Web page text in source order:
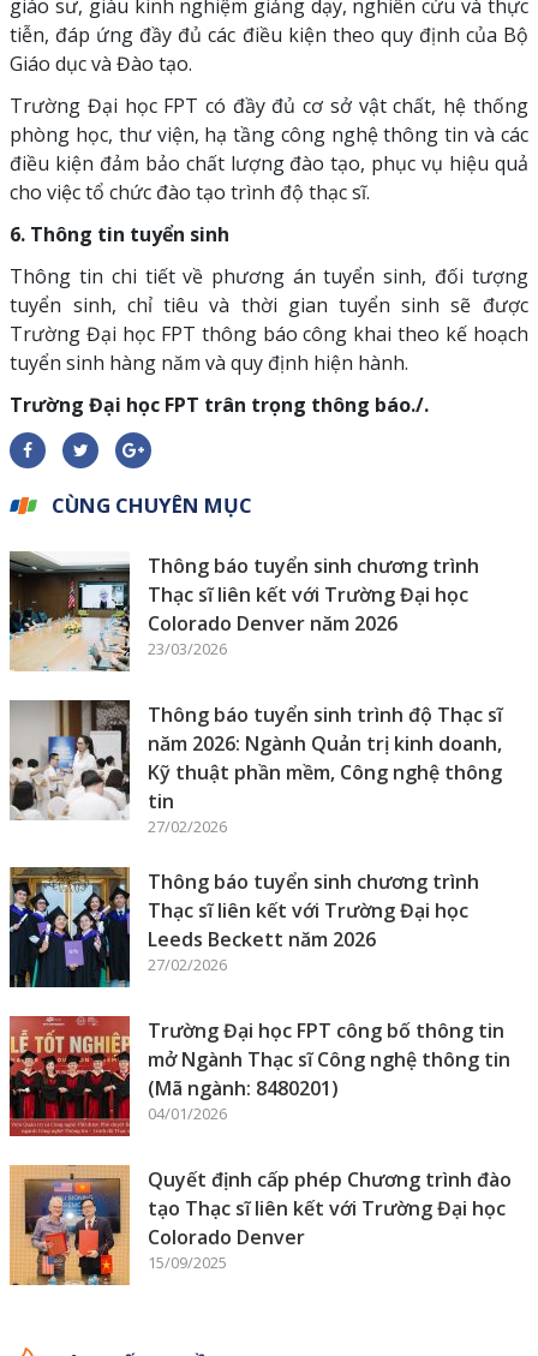
giáo sư, giàu kinh nghiệm giảng dạy, nghiên cứu và thực
tiễn, đáp ứng đầy đủ các điều kiện theo quy định của Bộ
Giáo dục và Đào tạo.
Trường Đại học FPT có đầy đủ cơ sở vật chất, hệ thống
phòng học, thư viện, hạ tầng công nghệ thông tin và các
điều kiện đảm bảo chất lượng đào tạo, phục vụ hiệu quả
cho việc tổ chức đào tạo trình độ thạc sĩ.
6. Thông tin tuyển sinh
Thông tin chi tiết về phương án tuyển sinh, đối tượng
tuyển sinh, chỉ tiêu và thời gian tuyển sinh sẽ được
Trường Đại học FPT thông báo công khai theo kế hoạch
tuyển sinh hàng năm và quy định hiện hành.
Trường Đại học FPT trân trọng thông báo./.
CÙNG CHUYÊN MỤC
Thông báo tuyển sinh chương trình
Thạc sĩ liên kết với Trường Đại học
Colorado Denver năm 2026
23/03/2026
Thông báo tuyển sinh trình độ Thạc sĩ
năm 2026: Ngành Quản trị kinh doanh,
Kỹ thuật phần mềm, Công nghệ thông
tin
27/02/2026
Thông báo tuyển sinh chương trình
Thạc sĩ liên kết với Trường Đại học
Leeds Beckett năm 2026
27/02/2026
Trường Đại học FPT công bố thông tin
mở Ngành Thạc sĩ Công nghệ thông tin
(Mã ngành: 8480201)
04/01/2026
Quyết định cấp phép Chương trình đào
tạo Thạc sĩ liên kết với Trường Đại học
Colorado Denver
15/09/2025